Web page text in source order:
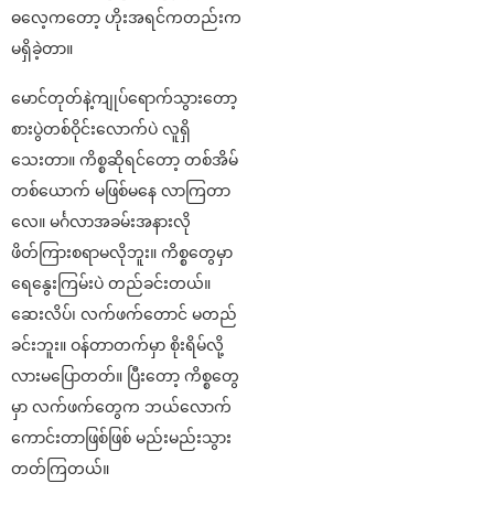
ဓလေ့ကတော့ ဟိုးအရင်ကတည်းက
မရှိခဲ့တာ။
မောင်တုတ်နဲ့ကျုပ်ရောက်သွားတော့
စားပွဲတစ်ဝိုင်းလောက်ပဲ လူရှိ
သေးတာ။ ကိစ္စဆိုရင်တော့ တစ်အိမ်
တစ်ယောက် မဖြစ်မနေ လာကြတာ
လေ။ မင်္ဂလာအခမ်းအနားလို
ဖိတ်ကြားစရာမလိုဘူး။ ကိစ္စတွေမှာ
ရေနွေးကြမ်းပဲ တည်ခင်းတယ်။
ဆေးလိပ်၊ လက်ဖက်တောင် မတည်
ခင်းဘူး။ ဝန်တာတက်မှာ စိုးရိမ်လို့
လားမပြောတတ်။ ပြီးတော့ ကိစ္စတွေ
မှာ လက်ဖက်တွေက ဘယ်လောက်
ကောင်းတာဖြစ်ဖြစ် မည်းမည်းသွား
တတ်ကြတယ်။